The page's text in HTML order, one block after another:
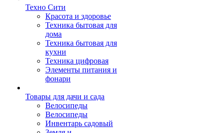
Техно Сити
Красота и здоровье
Техника бытовая для
дома
Техника бытовая для
кухни
Техника цифровая
Элементы питания и
фонари
Товары для дачи и сада
Велосипеды
Велосипеды
Инвентарь садовый